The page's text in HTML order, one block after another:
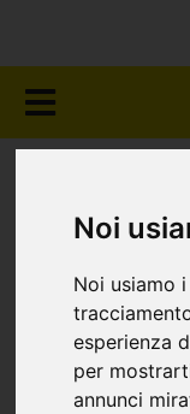
Noi
Noi usiamo
esperienza
per
annunci
Via